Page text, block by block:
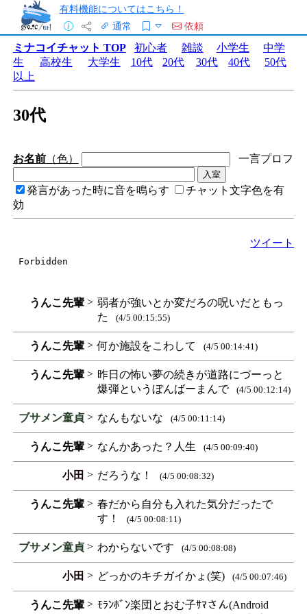
有料機能についてはこちら！
通常
依頼